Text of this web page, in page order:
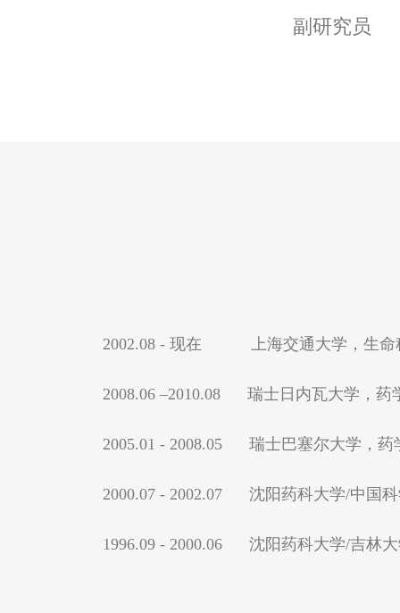
副研究员
2002.08 - 现在 上海交通大学，生命
2008.06 –2010.08 瑞士日内瓦大学，药
2005.01 - 2008.05 瑞士巴塞尔大学，药
2000.07 - 2002.07 沈阳药科大学/中国
1996.09 - 2000.06 沈阳药科大学/吉林